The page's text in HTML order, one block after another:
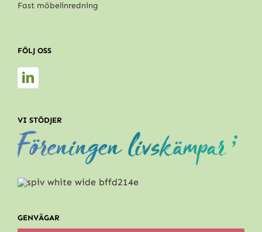
Fast möbelinredning
FÖLJ OSS
VI STÖDJER
GENVÄGAR